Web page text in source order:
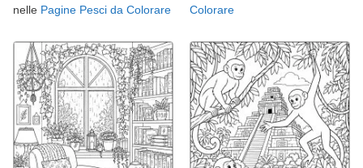
nelle Pagine Pesci da Colorare
Colorare